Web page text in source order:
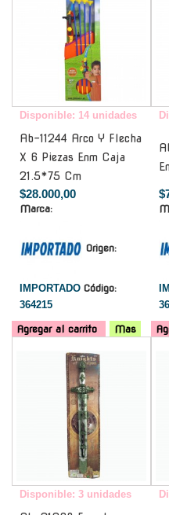
Disponible: 14 unidades
Ab-11244 Arco Y Flecha
X 6 Piezas Enm Caja
21.5*75 Cm
$28.000,00
Marca:
Origen:
IMPORTADO Código:
364215
Agregar al carrito Mas
Disponible: 3 unidades